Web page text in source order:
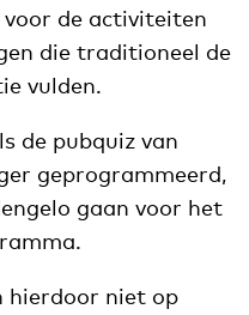
de activiteiten
die traditioneel de
vulden.
de pubquiz van
geprogrammeerd,
gaan voor het
hierdoor niet op